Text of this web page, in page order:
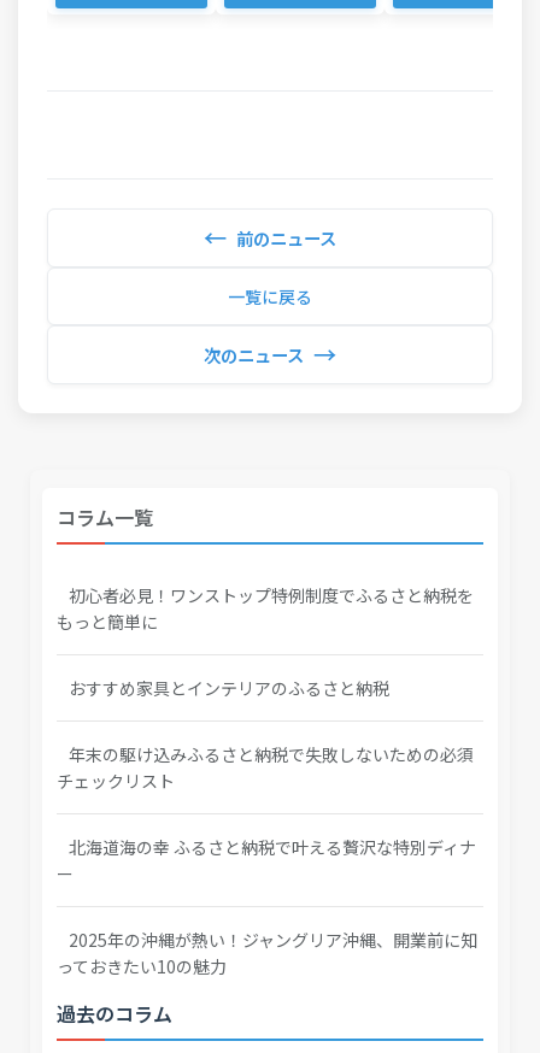
← 前のニュース
一覧に戻る
次のニュース →
コラム一覧
初心者必見！ワンストップ特例制度でふるさと納税を
もっと簡単に
おすすめ家具とインテリアのふるさと納税
年末の駆け込みふるさと納税で失敗しないための必須
チェックリスト
北海道海の幸 ふるさと納税で叶える贅沢な特別ディナ
ー
2025年の沖縄が熱い！ジャングリア沖縄、開業前に知
っておきたい10の魅力
過去のコラム